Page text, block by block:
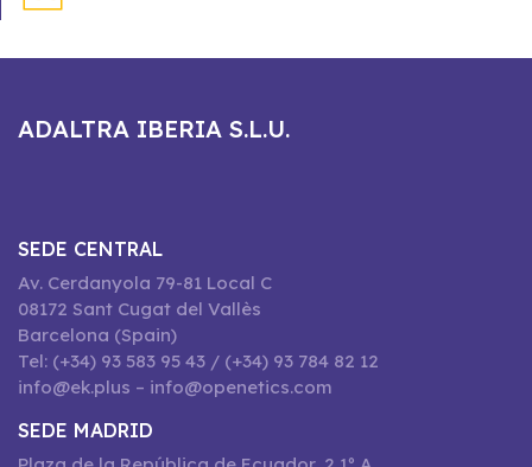
ADALTRA IBERIA S.L.U.
SEDE CENTRAL
Av. Cerdanyola 79-81 Local C
08172 Sant Cugat del Vallès
Barcelona (Spain)
Tel: (+34) 93 583 95 43 / (+34) 93 784 82 12
info@ek.plus – info@openetics.com
SEDE MADRID